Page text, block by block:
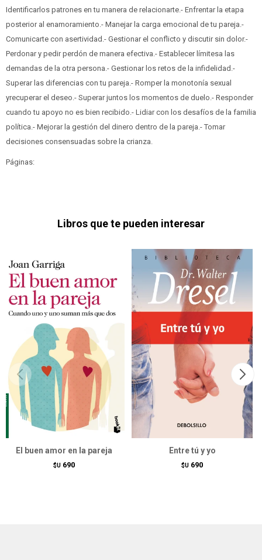
Identificarlos patrones en tu manera de relacionarte.- Enfrentar la etapa
posterior al enamoramiento.- Manejar la carga emocional de tu pareja.-
Comunicarte con asertividad.- Gestionar el conflicto y discutir sin dolor.-
Perdonar y pedir perdón de manera efectiva.- Establecer límitesa las
demandas de la otra persona.- Gestionar los retos de la infidelidad.-
Superar las diferencias con tu pareja.- Romper la monotonía sexual
yrecuperar el deseo.- Superar juntos los momentos de duelo.- Responder
cuando tu apoyo no es bien recibido.- Lidiar con los desafíos de la familia
política.- Mejorar la gestión del dinero dentro de la pareja.- Tomar
decisiones consensuadas sobre la crianza.
Páginas:
Libros que te pueden interesar
El buen amor en la pareja
$U 690
Entre tú y yo
$U 690